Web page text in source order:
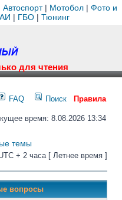
Автоспорт| Мотобол | Фото и
| ГБО| Тюнинг
для чтения
FAQ Поиск Правила
время: 8.08.2026 13:34
темы
+ 2 часа [ Летнее время ]
вопросы